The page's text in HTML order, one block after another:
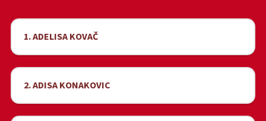
1. ADELISA KOVAČ
2. ADISA KONAKOVIC